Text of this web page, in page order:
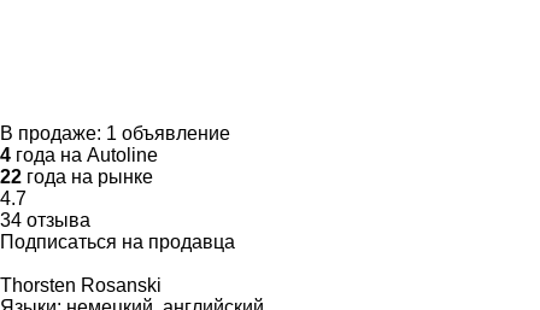
В продаже: 1 объявление
4 года на Autoline
22 года на рынке
4.7
34 отзыва
Подписаться на продавца
Thorsten Rosanski